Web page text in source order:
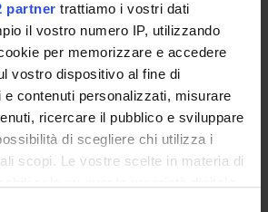
partner trattiamo i vostri dati
il vostro numero IP, utilizzando
per memorizzare e accedere
vostro dispositivo al fine di
e contenuti personalizzati, misurare
ricercare il pubblico e sviluppare
di scegliere chi utilizza i
scopi. Le vostre scelte in materia di